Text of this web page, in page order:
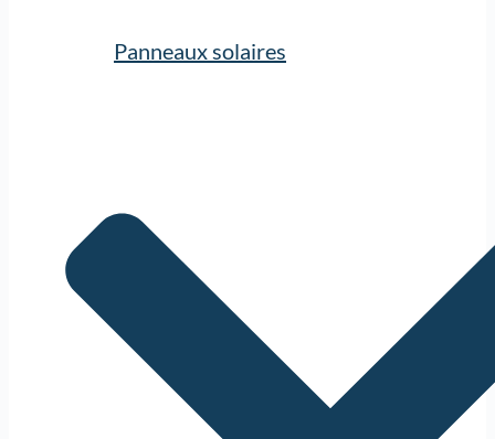
Panneaux solaires